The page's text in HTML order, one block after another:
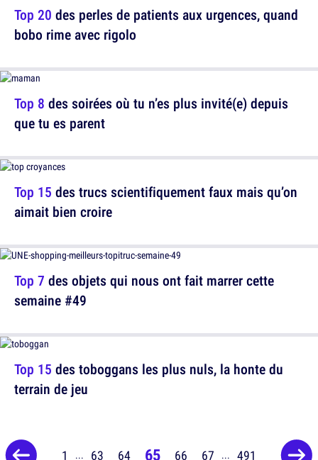
Top 8 des soirées où tu n’es plus invité(e) depuis
que tu es parent
Top 7 des objets qui nous ont fait marrer cette
semaine #49
Top 20 des perles de patients aux urgences, quand
bobo rime avec rigolo
Top 15 des trucs scientifiquement faux mais qu’on
aimait bien croire
Top 15 des toboggans les plus nuls, la honte du
terrain de jeu
1 ... 63 64 65 66 67 ... 491